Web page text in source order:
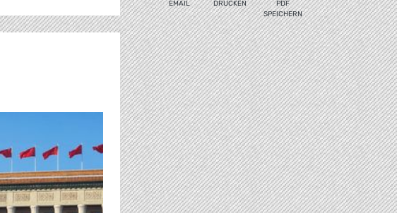
EMAIL DRUCKEN
PDF
SPEICHERN